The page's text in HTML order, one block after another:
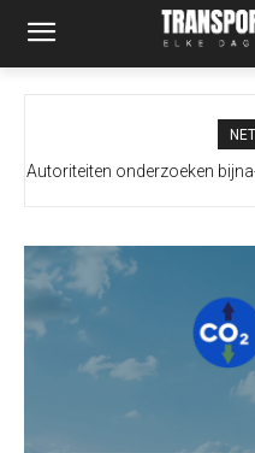
Autoriteiten onderzoeken